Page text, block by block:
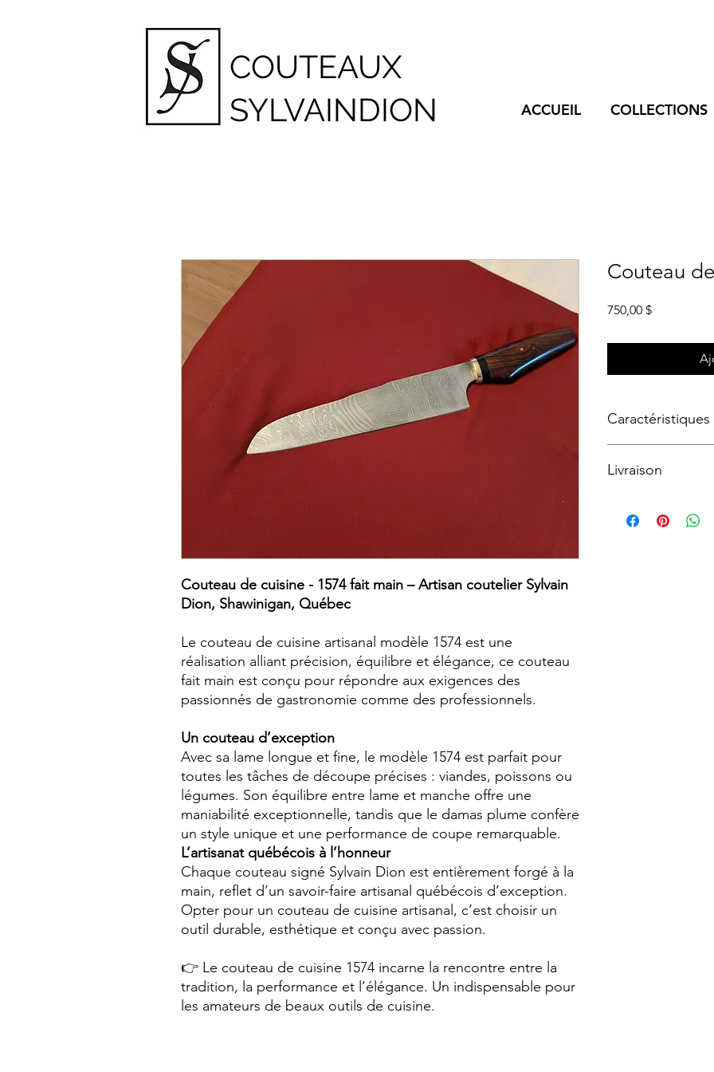
COUTEAUX
SYLVAINDION
ACCUEIL COLLECTIONS
Couteau de cuisine - 1574 fait main – Artisan coutelier Sylvain
Dion, Shawinigan, Québec
Le couteau de cuisine artisanal modèle 1574 est une
réalisation alliant précision, équilibre et élégance, ce couteau
fait main est conçu pour répondre aux exigences des
passionnés de gastronomie comme des professionnels.
Un couteau d’exception
Avec sa lame longue et fine, le modèle 1574 est parfait pour
toutes les tâches de découpe précises : viandes, poissons ou
légumes. Son équilibre entre lame et manche offre une
maniabilité exceptionnelle, tandis que le damas plume confère
un style unique et une performance de coupe remarquable.
L’artisanat québécois à l’honneur
Chaque couteau signé Sylvain Dion est entièrement forgé à la
main, reflet d’un savoir-faire artisanal québécois d’exception.
Opter pour un couteau de cuisine artisanal, c’est choisir un
outil durable, esthétique et conçu avec passion.
👉 Le couteau de cuisine 1574 incarne la rencontre entre la
tradition, la performance et l’élégance. Un indispensable pour
les amateurs de beaux outils de cuisine.
Couteau
750,00 $Prix
Caractéristiques
Lame : 20 cm en
noble et dense
Livraison
Pour le reste du